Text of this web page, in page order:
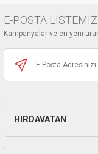
Ürün fiyatı diğer
Bu ürüne benzer
E-POSTA
Kampanyalar ve en yeni
HIRDAVATAN